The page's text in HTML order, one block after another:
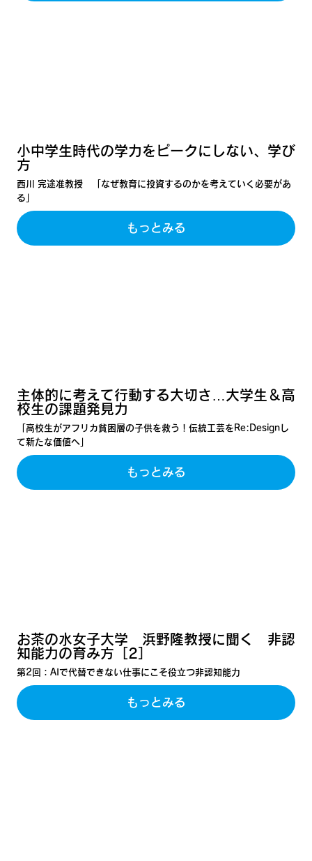
小中学生時代の学力をピークにしない、学び
方
西川 完途准教授 「なぜ教育に投資するのかを考えていく必要があ
る」
もっとみる
主体的に考えて行動する大切さ…大学生＆高
校生の課題発見力
「高校生がアフリカ貧困層の子供を救う！伝統工芸をRe:Designし
て新たな価値へ」
もっとみる
お茶の水女子大学 浜野隆教授に聞く 非認
知能力の育み方［2］
第2回：AIで代替できない仕事にこそ役立つ非認知能力
もっとみる